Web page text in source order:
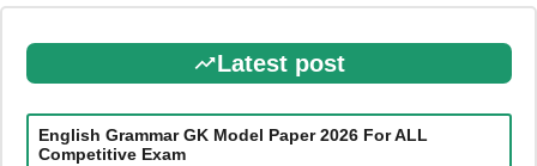
Latest post
English Grammar GK Model Paper 2026 For ALL
Competitive Exam